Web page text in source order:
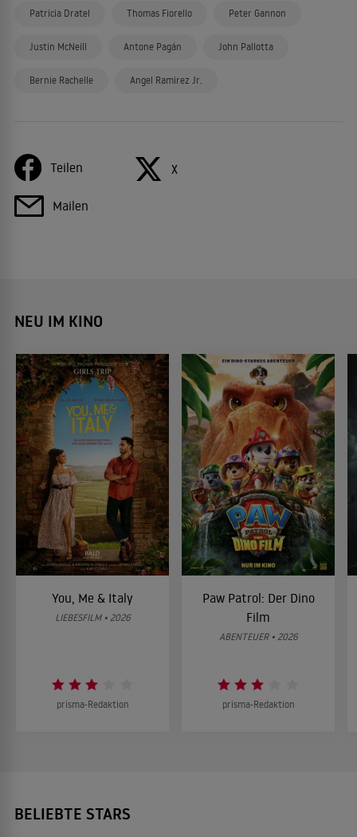
Patricia Dratel Thomas Fiorello Peter Gannon
Justin McNeill Antone Pagán John Pallotta
Bernie Rachelle Angel Ramirez Jr.
Teilen X
Mailen
NEU IM KINO
You, Me & Italy
LIEBESFILM • 2026
prisma-Redaktion
Paw Patrol: Der Dino
Film
ABENTEUER • 2026
prisma-Redaktion
BELIEBTE STARS